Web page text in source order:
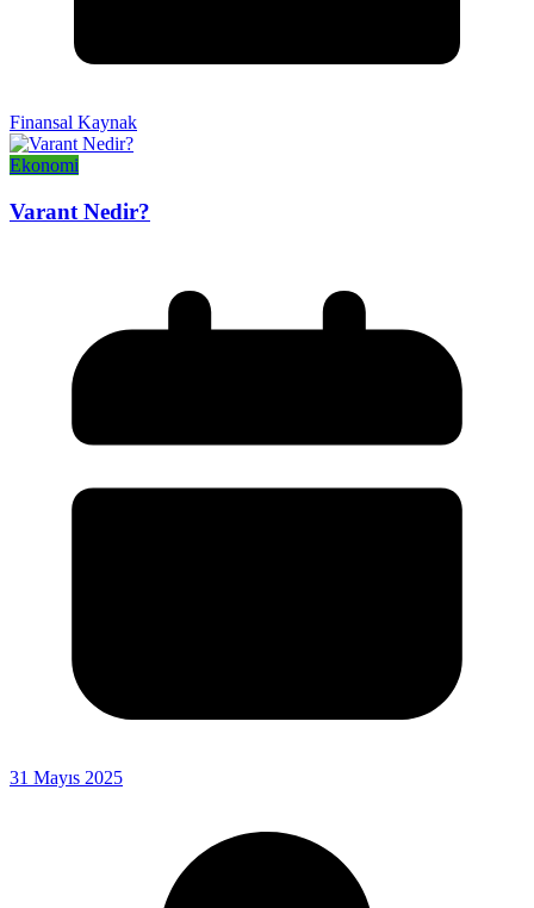
Finansal Kaynak
Ekonomi
Varant Nedir?
31 Mayıs 2025